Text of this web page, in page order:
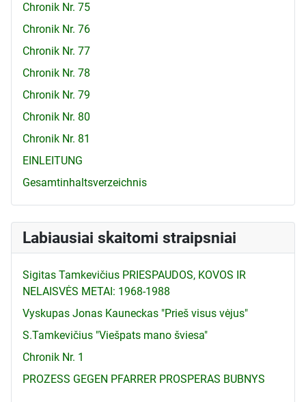
Chronik Nr. 75
Chronik Nr. 76
Chronik Nr. 77
Chronik Nr. 78
Chronik Nr. 79
Chronik Nr. 80
Chronik Nr. 81
EINLEITUNG
Gesamtinhaltsverzeichnis
Labiausiai skaitomi straipsniai
Sigitas Tamkevičius PRIESPAUDOS, KOVOS IR
NELAISVĖS METAI: 1968-1988
Vyskupas Jonas Kauneckas "Prieš visus vėjus"
S.Tamkevičius "Viešpats mano šviesa"
Chronik Nr. 1
PROZESS GEGEN PFARRER PROSPERAS BUBNYS